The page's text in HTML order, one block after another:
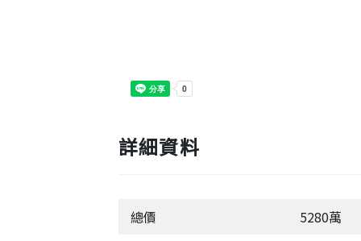
詳細資料
總價
5280萬